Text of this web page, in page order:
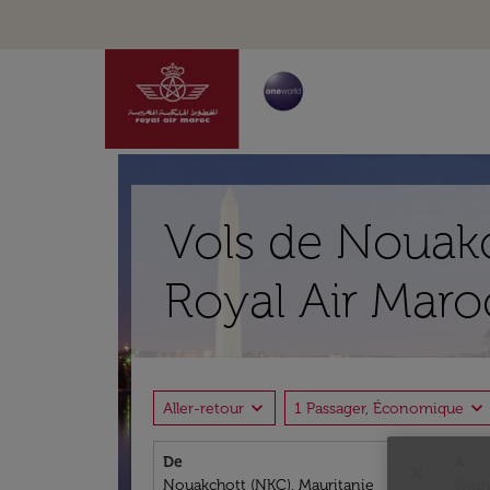
Vols de
Royal Air
Aller-retour expand_more 1 Passager, Économique expand_more
De